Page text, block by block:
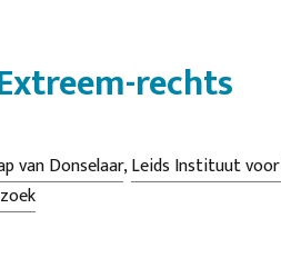
rechts
van Donselaar,Leids Instituut